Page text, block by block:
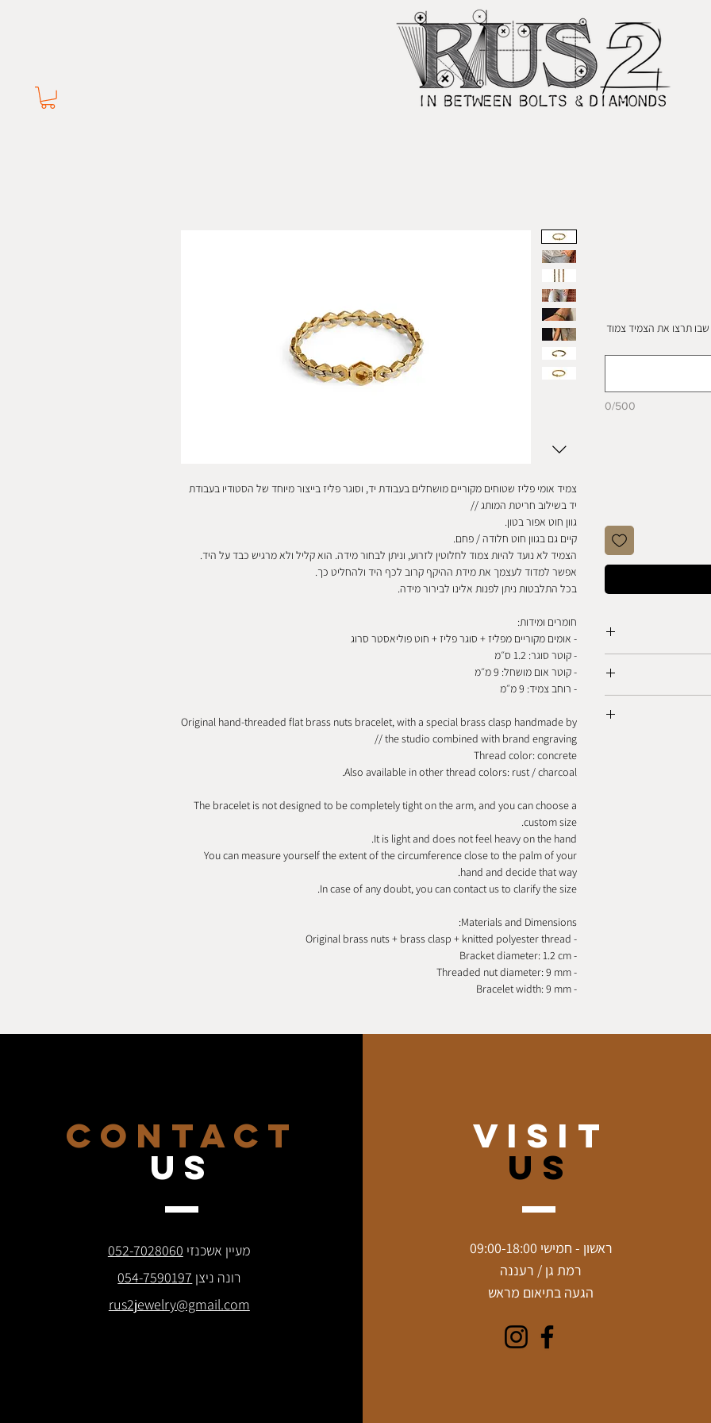
צמיד אומי פליז שטוחים מקוריים מושחלים בעבודת יד, וסוגר פליז בייצור מיוחד של הסטודיו בעבודת
יד בשילוב חריטת המותג //
גוון חוט אפור בטון.
קיים גם בגוון חוט חלודה / פחם.
הצמיד לא נועד להיות צמוד לחלוטין לזרוע, וניתן לבחור מידה. הוא קליל ולא מרגיש כבד על היד.
אפשר למדוד לעצמך את מידת ההיקף קרוב לכף היד ולהחליט כך.
בכל התלבטות ניתן לפנות אלינו לבירור מידה.
חומרים ומידות:
- אומים מקוריים מפליז + סוגר פליז + חוט פוליאסטר סרוג
- קוטר סוגר: 1.2 ס״מ
- קוטר אום מושחל: 9 מ״מ
- רוחב צמיד: 9 מ״מ
Original hand-threaded flat brass nuts bracelet, with a special brass clasp handmade by
the studio combined with brand engraving //
Thread color: concrete
Also available in other thread colors: rust / charcoal.
The bracelet is not designed to be completely tight on the arm, and you can choose a
custom size.
It is light and does not feel heavy on the hand.
You can measure yourself the extent of the circumference close to the palm of your
hand and decide that way.
In case of any doubt, you can contact us to clarify the size.
Materials and Dimensions:
- Original brass nuts + brass clasp + knitted polyester thread
- Bracket diameter: 1.2 cm
- Threaded nut diameter: 9 mm
- Bracelet width: 9 mm
תרצו את הצמיד צמוד
0/500
לים עם המוצר
המוצר
להשחיר ולקבל גוון
CONTACT
US
מעיין אשכנזי 052-7028060
רונה ניצן 054-7590197
rus2jewelry@gmail.com
VISIT
US
ראשון - חמישי 09:00-18:00
רמת גן / רעננה
הגעה בתיאום מראש